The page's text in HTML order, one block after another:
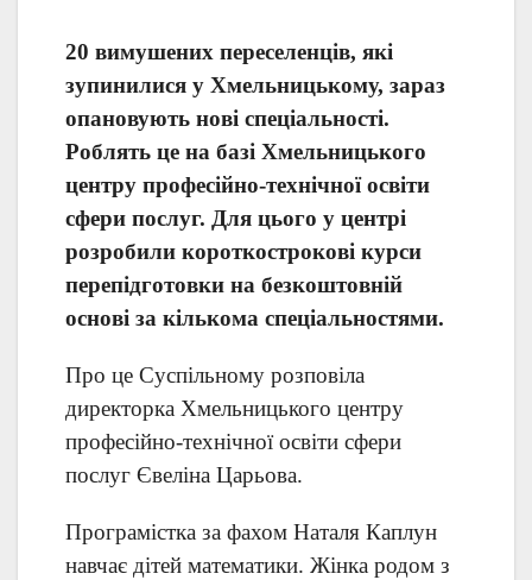
20 вимушених переселенців, які
зупинилися у Хмельницькому, зараз
опановують нові спеціальності.
Роблять це на базі Хмельницького
центру професійно-технічної освіти
сфери послуг. Для цього у центрі
розробили короткострокові курси
перепідготовки на безкоштовній
основі за кількома спеціальностями.
Про це Суспільному розповіла
директорка Хмельницького центру
професійно-технічної освіти сфери
послуг Євеліна Царьова.
Програмістка за фахом Наталя Каплун
навчає дітей математики. Жінка родом з